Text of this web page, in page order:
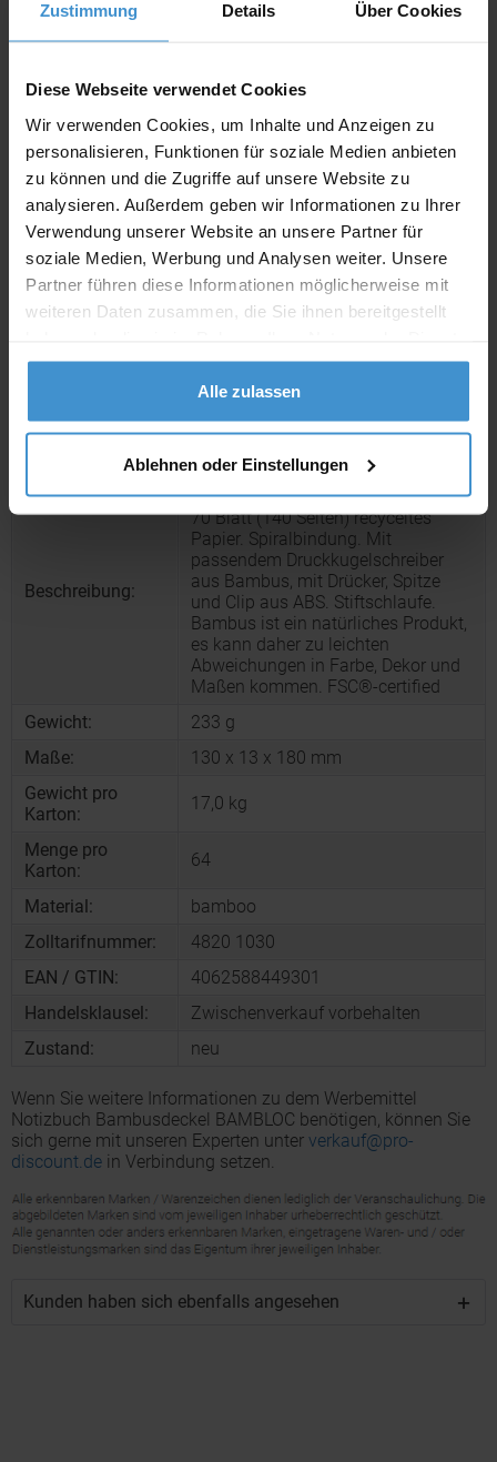
Zustimmung Details Über Cookies
Diese Webseite verwendet Cookies
Wir verwenden Cookies, um Inhalte und Anzeigen zu
personalisieren, Funktionen für soziale Medien anbieten
zu können und die Zugriffe auf unsere Website zu
analysieren. Außerdem geben wir Informationen zu Ihrer
Verwendung unserer Website an unsere Partner für
soziale Medien, Werbung und Analysen weiter. Unsere
Partner führen diese Informationen möglicherweise mit
weiteren Daten zusammen, die Sie ihnen bereitgestellt
gesammelt haben.
Alle zulassen
Ablehnen oder Einstellungen
Muster mit Ihrer
Werbeanbringung zur Freigabe
der Produktion:
ca. 10 Werktage
Artikel ohne Werbeanbringung: ca. 3 - 5 Werktage
Muster: ca. 3 - 5 Werktage
Muster bestellen
Produktinformationen zu diesem Werbeartikel
Notizbuch Bambusdeckel
BAMBLOC
Beschreibung:
Notizbuch mit Deckel aus Bambus.
70 Blatt (140 Seiten) recyceltes
Papier. Spiralbindung. Mit
passendem Druckkugelschreiber
aus Bambus, mit Drücker, Spitze
und Clip aus ABS. Stiftschlaufe.
Bambus ist ein natürliches Produkt,
es kann daher zu leichten
Abweichungen in Farbe, Dekor und
Maßen kommen. FSC®-certified
Gewicht:
233 g
Maße:
130 x 13 x 180 mm
Gewicht pro
Karton:
17,0 kg
Menge pro
Karton:
64
Material:
bamboo
Zolltarifnummer:
4820 1030
EAN / GTIN:
4062588449301
Handelsklausel:
Zwischenverkauf vorbehalten
Zustand:
neu
Wenn Sie weitere Informationen zu dem Werbemittel
Notizbuch Bambusdeckel BAMBLOC benötigen, können Sie
sich gerne mit unseren Experten unter verkauf@pro-
discount.de in Verbindung setzen.
Kunden haben sich ebenfalls angesehen